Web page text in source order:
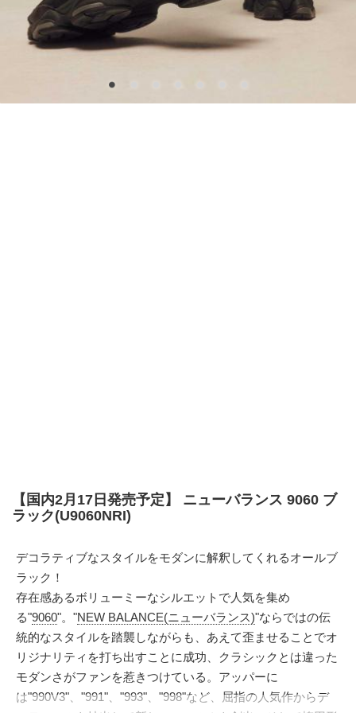
【国内2月17日発売予定】 ニューバランス 9060 ブ
ラック(U9060NRI)
デコラティブなスタイルをモダンに解釈してくれるオールブ
ラック！
存在感あるボリューミーなシルエットで人気を集め
る"9060"。"NEW BALANCE(ニューバランス)"ならではの伝
統的なスタイルを踏襲しながらも、あえて歪ませることでオ
リジナリティを打ち出すことに成功、クラシックとは違った
モダンさがファンを惹きつけている。アッパーに
は"990V3"、"991"、"993"、"998"など、屈指の人気作からデ